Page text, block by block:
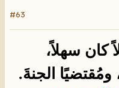
#63
كان سهلاً،
ومُقتضيًا الجنةَ.